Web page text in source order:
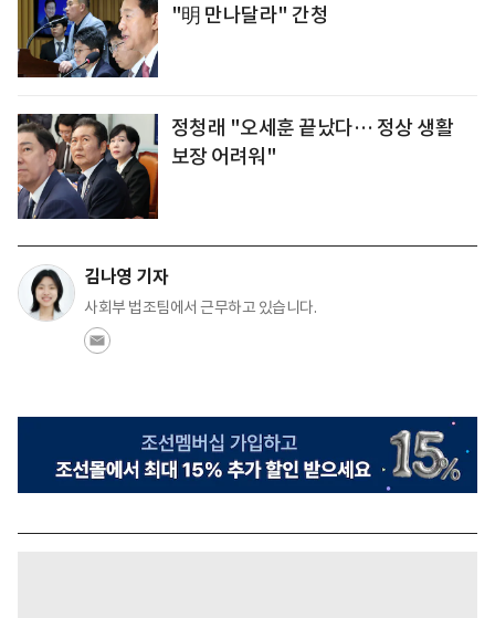
"明 만나달라" 간청
정청래 "오세훈 끝났다… 정상 생활
보장 어려워"
김나영 기자
사회부 법조팀에서 근무하고 있습니다.